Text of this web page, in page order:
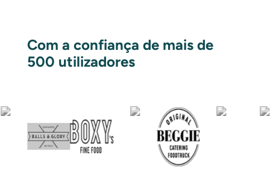
Com a confiança de mais de
500 utilizadores